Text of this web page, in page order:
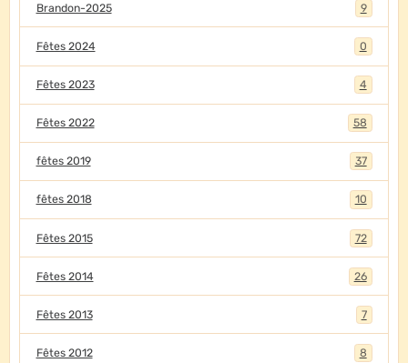
Brandon-2025 9
Fêtes 2024 0
Fêtes 2023 4
Fêtes 2022 58
fêtes 2019 37
fêtes 2018 10
Fêtes 2015 72
Fêtes 2014 26
Fêtes 2013 7
Fêtes 2012 8